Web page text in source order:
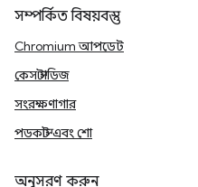
সম্পর্কিত বিষয়বস্তু
Chromium আপডেট
কেস স্টাডিজ
সংরক্ষণাগার
পডকাস্ট এবং শো
অনুসরণ করুন